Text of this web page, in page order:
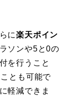
に楽天ポイン
ソンや5と0の
を行うこと
とも可能で
軽減できま